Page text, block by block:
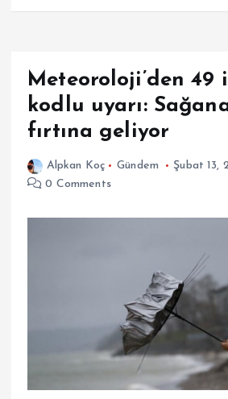
Meteoroloji’den 49
kodlu uyarı:
fırtına geliyor
Alpkan Koç Gündem
Şubat 13,
0 Comments